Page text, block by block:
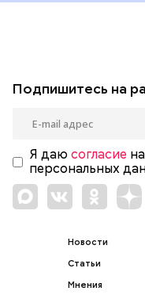
Подпишитесь на
Я даю согласие
персональных
Новости
Статьи
Мнения